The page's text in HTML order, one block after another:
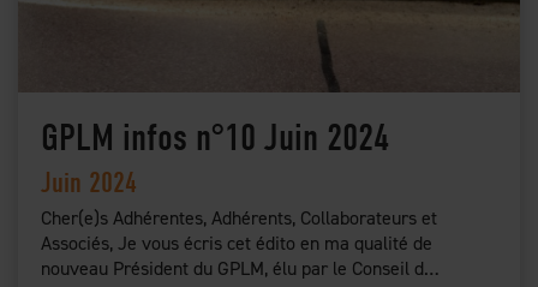
GPLM infos n°10 Juin 2024
Juin 2024
Cher(e)s Adhérentes, Adhérents, Collaborateurs et
Associés, Je vous écris cet édito en ma qualité de
nouveau Président du GPLM, élu par le Conseil d…